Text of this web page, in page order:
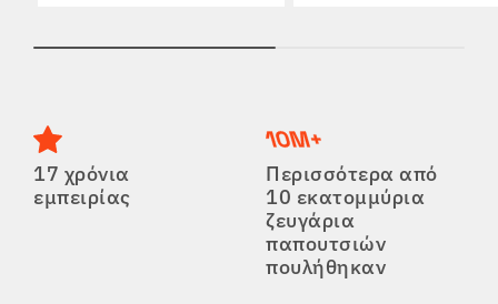
17 χρόνια
εμπειρίας
Περισσότερα από
10 εκατομμύρια
ζευγάρια
παπουτσιών
πουλήθηκαν